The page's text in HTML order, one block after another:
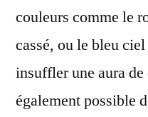
couleurs comme le
cassé, ou le bleu
insuffler une aura
également possible